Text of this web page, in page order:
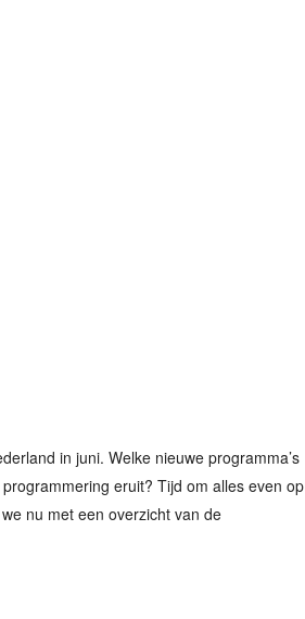
in juni. Welke nieuwe programma’s
eruit? Tijd om alles even op
nu met een overzicht van de